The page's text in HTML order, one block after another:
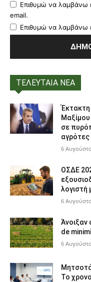
Επιθυμώ να λαμβάνω
email.
Επιθυμώ να λαμβάνω
ΤΕΛΕΥΤΑΙΑ ΝΕΑ
σε
αγρότες
6
ΟΣΔΕ
λογιστή
6
Άνοιξαν
de
6
Το